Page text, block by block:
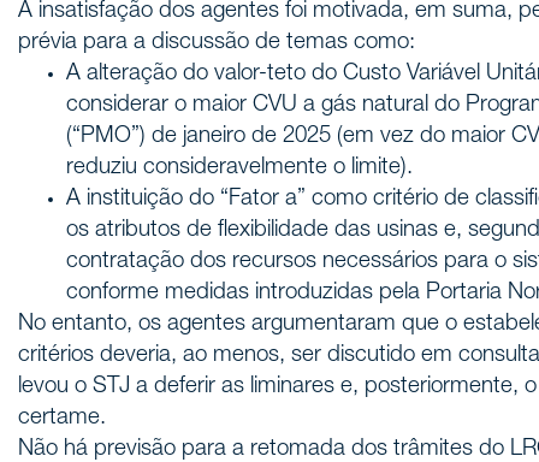
A insatisfação dos agentes foi motivada, em suma,
prévia para a discussão de temas como:
A alteração do valor-teto do Custo Variável
considerar o maior CVU a gás natural do
(“PMO”) de janeiro de 2025 (em vez do maior
reduziu consideravelmente o limite).
A instituição do “Fator a” como critério de
os atributos de flexibilidade das usinas e,
contratação dos recursos necessários para o
conforme medidas introduzidas pela Portaria
No entanto, os agentes argumentaram que o
critérios deveria, ao menos, ser discutido em
levou o STJ a deferir as liminares e, posteriormente,
certame.
Não há previsão para a retomada dos trâmites do